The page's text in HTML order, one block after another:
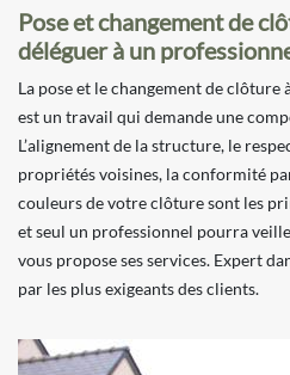
Pose et changement de
déléguer à un
La pose et le changement de clôture
est un travail qui demande une
L’alignement de la structure, le
propriétés voisines, la conformité
couleurs de votre clôture sont les
et seul un professionnel pourra
vous propose ses services. Expert
par les plus exigeants des clients.